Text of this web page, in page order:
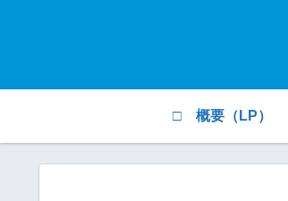
□ 概要（LP）